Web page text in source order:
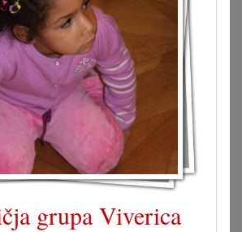
grupa Viverica